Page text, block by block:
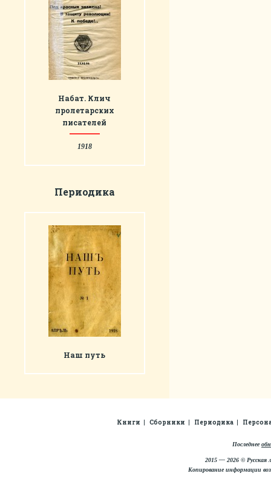
Набат. Клич
пролетарских
писателей
1918
Периодика
Наш путь
Книги Сборники Периодика
Последнее
2015 — 2026 © Русская
Копирование информации